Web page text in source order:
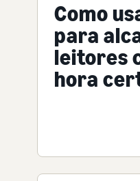
Como
para
leitores
hora